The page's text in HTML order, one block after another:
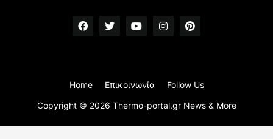
Copyright © 2026 Thermo-portal.gr News & More
Home Επικοινωνία Follow Us